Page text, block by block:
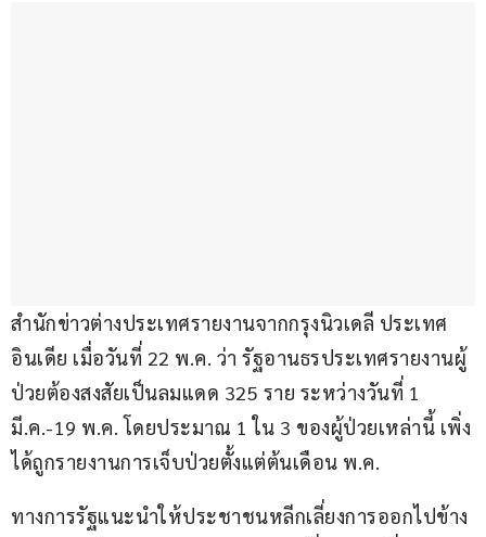
สำนักข่าวต่างประเทศรายงานจากกรุงนิวเดลี ประเทศ
อินเดีย เมื่อวันที่ 22 พ.ค. ว่า รัฐอานธรประเทศรายงานผู้
ป่วยต้องสงสัยเป็นลมแดด 325 ราย ระหว่างวันที่ 1
มี.ค.-19 พ.ค. โดยประมาณ 1 ใน 3 ของผู้ป่วยเหล่านี้ เพิ่ง
ได้ถูกรายงานการเจ็บป่วยตั้งแต่ต้นเดือน พ.ค.
ทางการรัฐแนะนำให้ประชาชนหลีกเลี่ยงการออกไปข้าง